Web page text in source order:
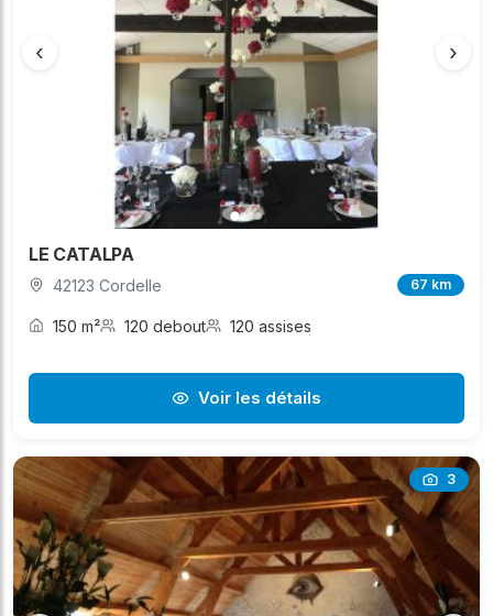
‹ ›
LE CATALPA
42123 Cordelle 67 km
150 m² 120 debout 120 assises
Voir les détails
3